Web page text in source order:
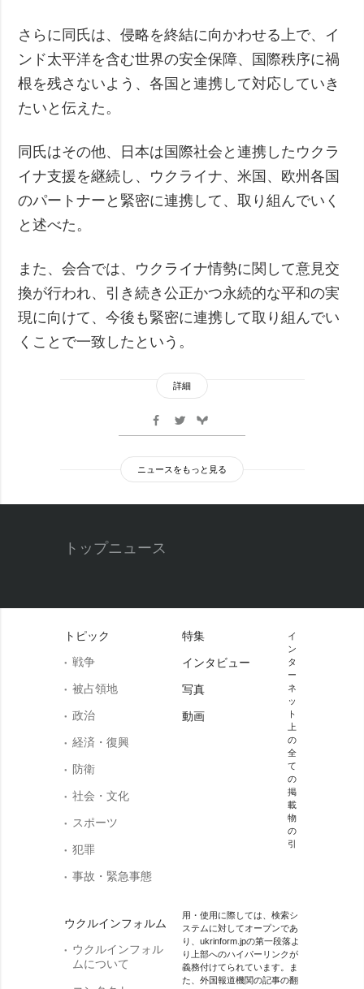
さらに同氏は、侵略を終結に向かわせる上で、イ
ンド太平洋を含む世界の安全保障、国際秩序に禍
根を残さないよう、各国と連携して対応していき
たいと伝えた。
同氏はその他、日本は国際社会と連携したウクラ
イナ支援を継続し、ウクライナ、米国、欧州各国
のパートナーと緊密に連携して、取り組んでいく
と述べた。
また、会合では、ウクライナ情勢に関して意見交
換が行われ、引き続き公正かつ永続的な平和の実
現に向けて、今後も緊密に連携して取り組んでい
くことで一致したという。
詳細
ニュースをもっと見る
トップニュース
トピック
戦争
被占領地
政治
経済・復興
防衛
社会・文化
スポーツ
犯罪
事故・緊急事態
ウクルインフォルム
ウクルインフォル
ムについて
特集
インタビュー
写真
動画
イ
ン
タ
ー
ネ
ッ
ト
上
の
全
て
の
掲
載
物
の
引
用・使用に際しては、検索シ
ステムに対してオープンであ
り、ukrinform.jpの第一段落よ
り上部へのハイパーリンクが
義務付けてられています。ま
た、外国報道機関の記事の翻